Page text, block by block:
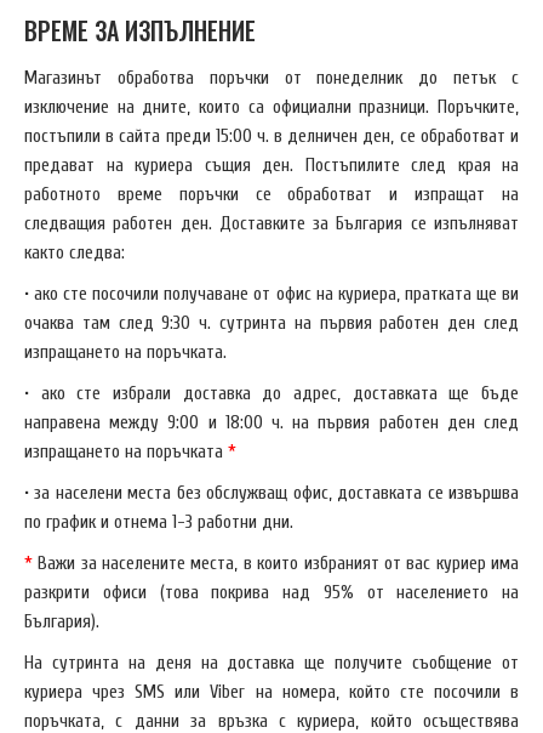
ВРЕМЕ ЗА ИЗПЪЛНЕНИЕ
Магазинът обработва поръчки от понеделник до петък с
изключение на дните, които са официални празници. Поръчките,
постъпили в сайта преди 15:00 ч. в делничен ден, се обработват и
предават на куриера същия ден. Постъпилите след края на
работното време поръчки се обработват и изпращат на
следващия работен ден. Доставките за България се изпълняват
както следва:
• ако сте посочили получаване от офис на куриера, пратката ще ви
очаква там след 9:30 ч. сутринта на първия работен ден след
изпращането на поръчката.
• ако сте избрали доставка до адрес, доставката ще бъде
направена между 9:00 и 18:00 ч. на първия работен ден след
изпращането на поръчката *
• за населени места без обслужващ офис, доставката се извършва
по график и отнема 1-3 работни дни.
* Важи за населените места, в които избраният от вас куриер има
разкрити офиси (това покрива над 95% от населението на
България).
На сутринта на деня на доставка ще получите съобщение от
куриера чрез SMS или Viber на номера, който сте посочили в
поръчката, с данни за връзка с куриера, който осъществява